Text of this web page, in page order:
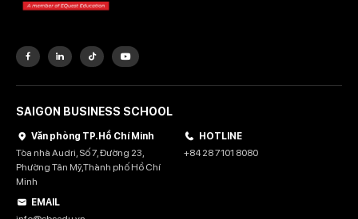
SAIGON BUSINESS SCHOOL
Văn phòng TP. Hồ Chí Minh
Tòa nhà Audri, Số 7, Đường 23,
Phường Tân Mỹ,Thành phố Hồ Chí
Minh
HOTLINE
+84 28 7101 8080
EMAIL